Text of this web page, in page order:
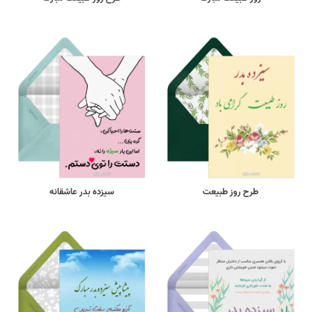
طرح روز طبیعت سیزده بدر عاشقانه